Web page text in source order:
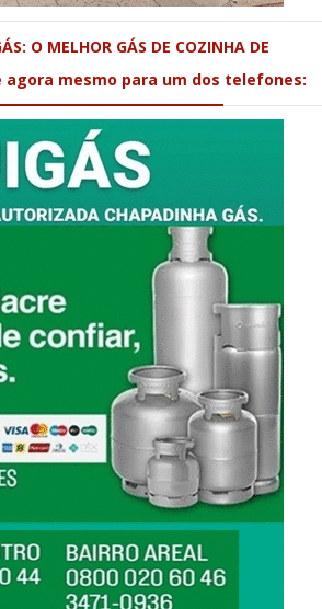
O MELHOR GÁS DE COZINHA DE
agora mesmo para um dos telefones: